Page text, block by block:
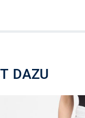
DAZU